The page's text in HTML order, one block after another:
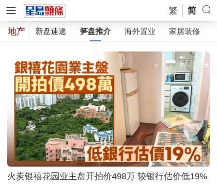
繁 简
地产
动向 新盘速递 笋盘推介 海外置业 家居装修
火炭银禧花园业主盘开拍价498万 较银行估价低19%